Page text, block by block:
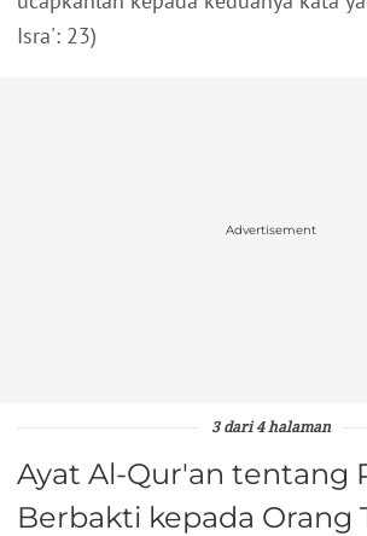
Isra': 23)
Advertisement
3 dari 4 halaman
Ayat Al-Qur'an tentang
Berbakti kepada Orang